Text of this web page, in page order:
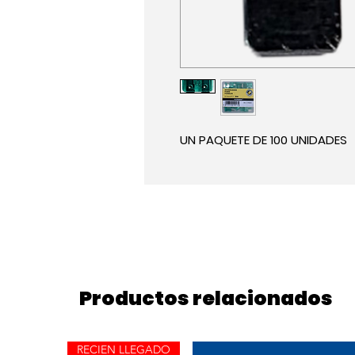
UN PAQUETE DE 100 UNIDADES
Productos relacionados
RECIEN LLEGADO